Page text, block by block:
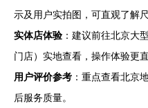
示及用户实拍图，可直观了解
实体店体验 ：建议前往北京大
门店）实地查看，操作体验更直
用户评价参考 ：重点查看北京
后服务质量。